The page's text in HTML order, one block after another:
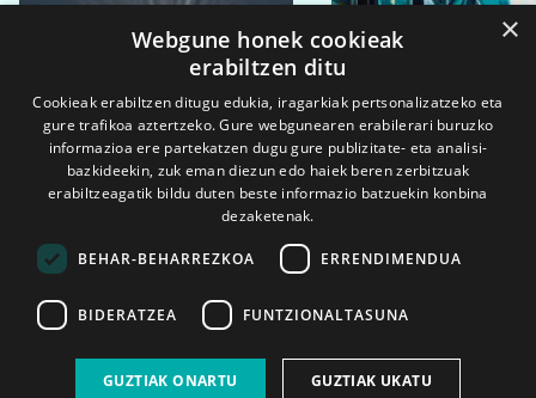
2026ko eka. 1a 2026ko mar. 1a
×
Webgune honek cookieak
erabiltzen ditu
Cookieak erabiltzen ditugu edukia, iragarkiak pertsonalizatzeko eta
gure trafikoa aztertzeko. Gure webgunearen erabilerari buruzko
informazioa ere partekatzen dugu gure publizitate- eta analisi-
bazkideekin, zuk eman diezun edo haiek beren zerbitzuak
erabiltzeagatik bildu duten beste informazio batzuekin konbina
dezaketenak.
BEHAR-BEHARREZKOA ERRENDIMENDUA
BIDERATZEA FUNTZIONALTASUNA
GUZTIAK ONARTU GUZTIAK UKATU